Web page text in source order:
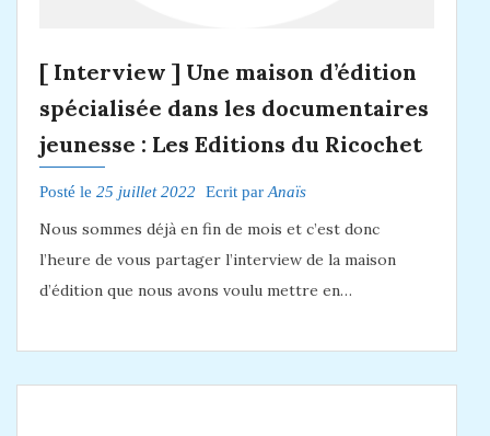
[ Interview ] Une maison d’édition
spécialisée dans les documentaires
jeunesse : Les Editions du Ricochet
Posté le 25 juillet 2022 Ecrit parAnaïs
Nous sommes déjà en fin de mois et c’est donc
l’heure de vous partager l’interview de la maison
d’édition que nous avons voulu mettre en…